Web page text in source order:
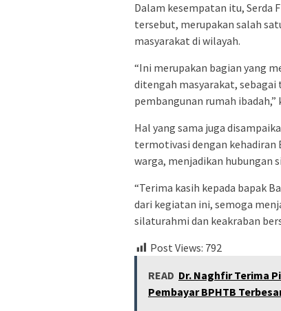
Dalam kesempatan itu, Serda
tersebut, merupakan salah
masyarakat di wilayah.
“Ini merupakan bagian yang
ditengah masyarakat,
pembangunan rumah ibadah,”
Hal yang sama juga
termotivasi dengan kehadiran
warga, menjadikan hubungan
“Terima kasih kepada bapak
dari kegiatan ini, semoga
silaturahmi dan keakraban
Post Views: 792
READ Dr. Naghfir Terima
Pembayar BPHTB